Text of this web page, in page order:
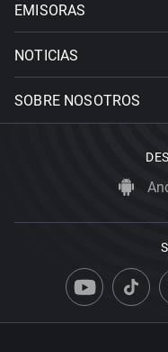
EMISORAS
NOTICIAS
SOBRE NOSOTROS